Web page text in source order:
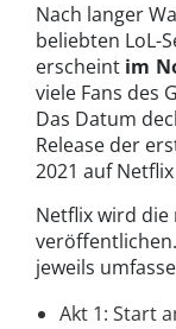
Nach langer
beliebten LoL-
erscheint im
viele Fans des
Das Datum
Release der
2021 auf
Netflix wird die
jeweils
Akt 1: Start